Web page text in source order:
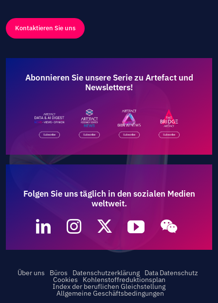
Kontaktieren Sie uns
Abonnieren Sie unsere Serie zu Artefact und
Newsletters!
Folgen Sie uns täglich in den sozialen Medien
weltweit.
Über uns Büros Datenschutzerklärung Data Datenschutz
Cookies Kohlenstoffreduktionsplan
Index der beruflichen Gleichstellung
Allgemeine Geschäftsbedingungen